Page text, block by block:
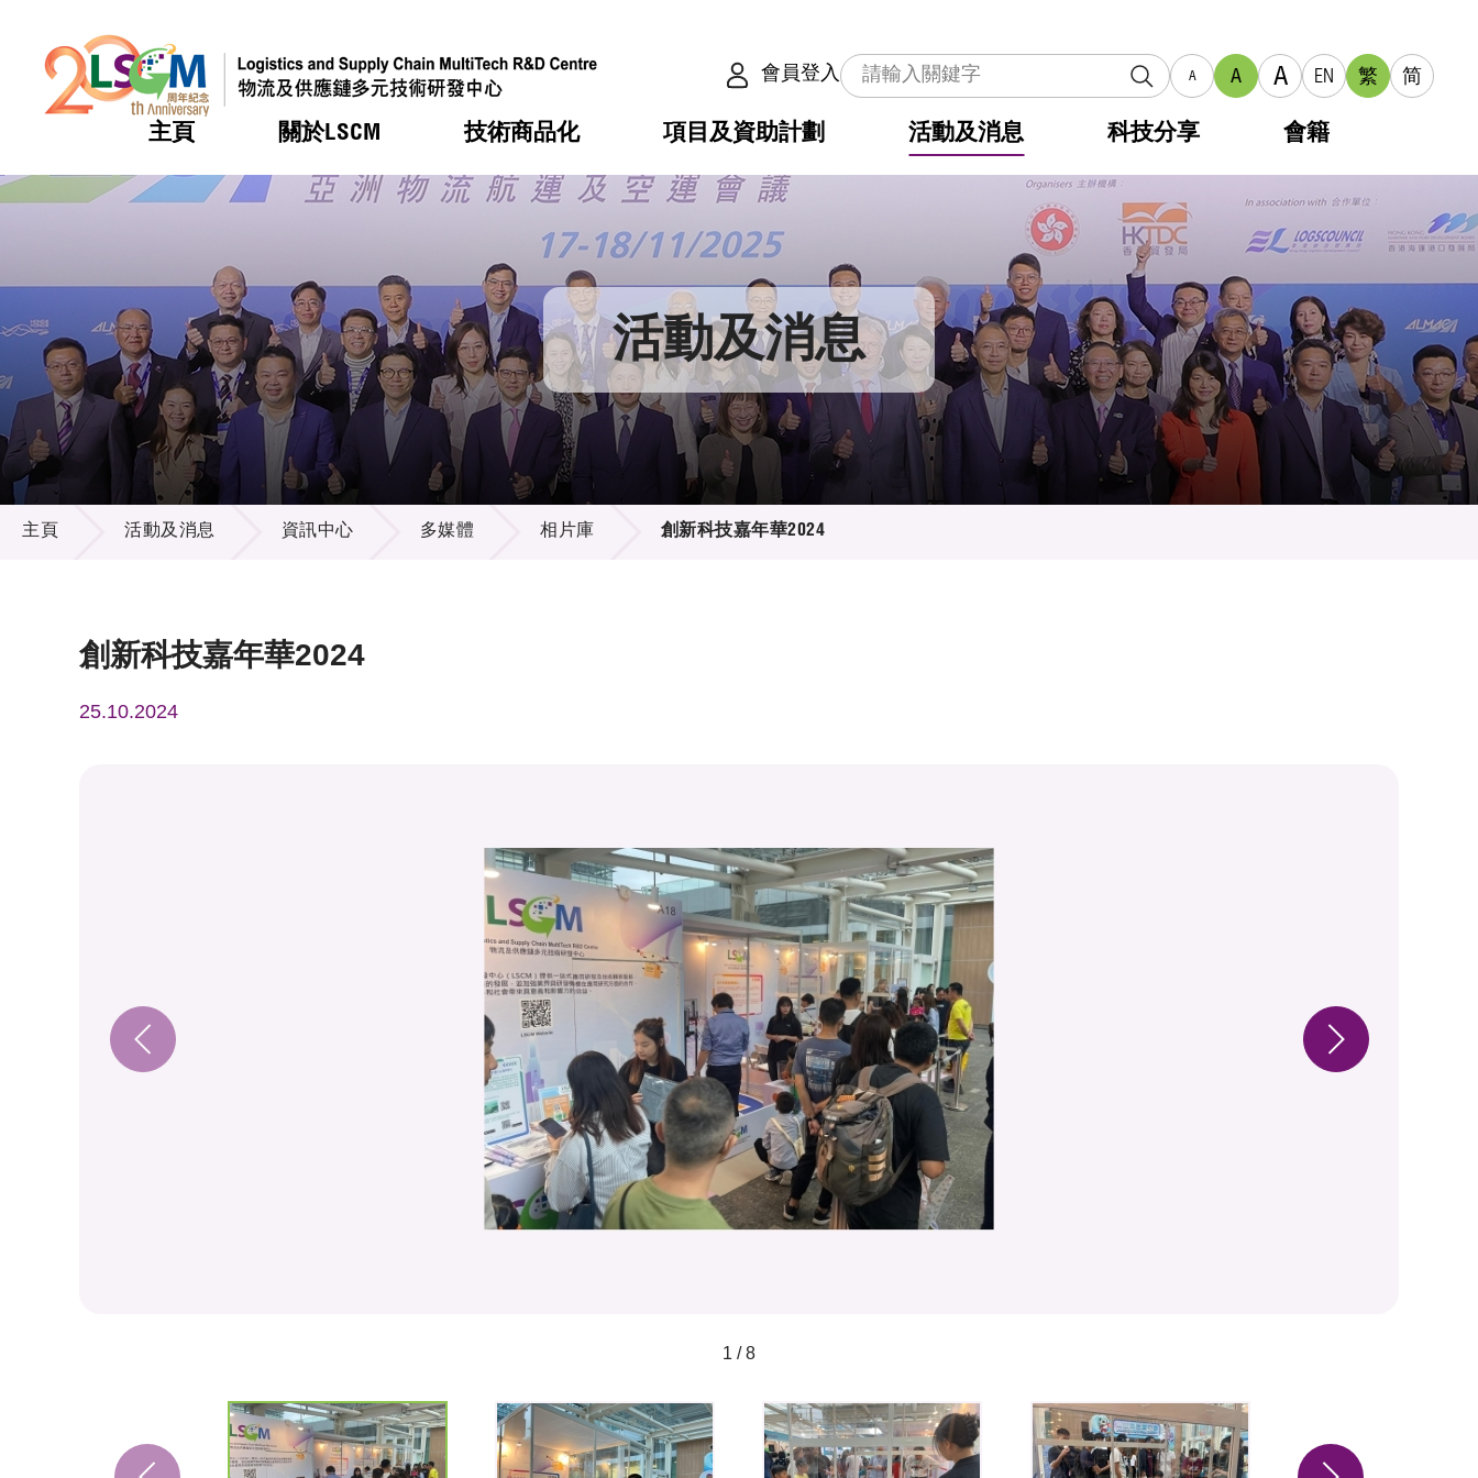
會員登入 A A A EN 繁 简
主頁 關於LSCM
熱門 機構簡介
組織架構
組織架構
董事局
研究顧問
招標通告
技術商品化
熱門 服務
可獲授權之技術
應用於公共服務之創新技術
重點項目
項目及資助計劃
熱門 合作計劃
資助計劃
資助計劃
稅務優惠
申請
評審
徵求研發項目計劃書
項目資料庫
活動及消息
熱門 活動
獎項
新聞中心
媒體報導
新聞稿
資訊中心
多媒體
出版刊物
科技分享 會籍
熱門 會籍及服務
會員列表
會員登入 活動及消息
活動及消息
主頁 活動及消息 資訊中心 多媒體 相片庫 創新科技嘉年華2024
創新科技嘉年華2024
25.10.2024
1 / 8